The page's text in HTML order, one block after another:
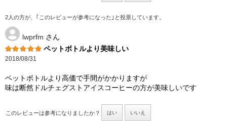
2人の方が、｢このレビューが参考になった｣と投票しています。
lwprfm さん
ペットボトルより美味しい
2018/08/31
ペットボトルより高価で手間がかかりますが
味は断然ドルチェグストアイスコーヒーの方が美味しいです
このレビューは参考になりましたか？ はい いいえ